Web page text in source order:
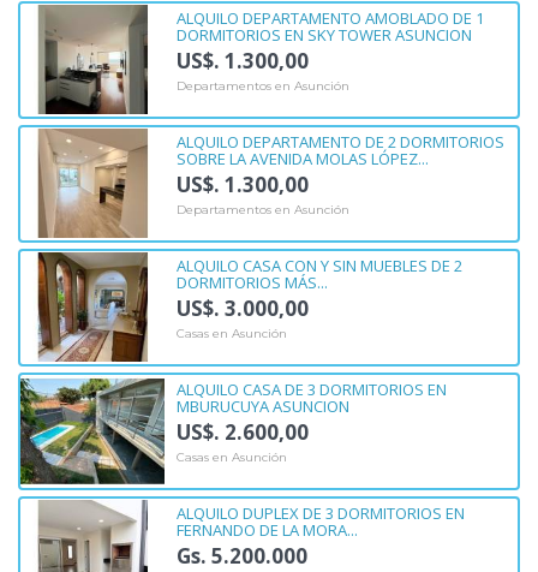
ALQUILO DEPARTAMENTO AMOBLADO DE 1
DORMITORIOS EN SKY TOWER ASUNCION
US$. 1.300,00
Departamentos en Asunción
ALQUILO DEPARTAMENTO DE 2 DORMITORIOS
SOBRE LA AVENIDA MOLAS LÓPEZ...
US$. 1.300,00
Departamentos en Asunción
ALQUILO CASA CON Y SIN MUEBLES DE 2
DORMITORIOS MÁS...
US$. 3.000,00
Casas en Asunción
ALQUILO CASA DE 3 DORMITORIOS EN
MBURUCUYA ASUNCION
US$. 2.600,00
Casas en Asunción
ALQUILO DUPLEX DE 3 DORMITORIOS EN
FERNANDO DE LA MORA...
Gs. 5.200.000